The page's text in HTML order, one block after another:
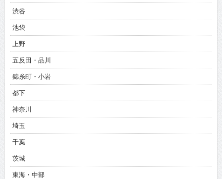
渋谷
池袋
上野
五反田・品川
錦糸町・小岩
都下
神奈川
埼玉
千葉
茨城
東海・中部